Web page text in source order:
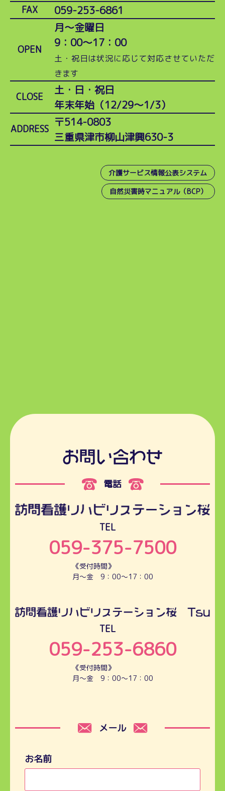
FAX 059-253-6861
OPEN
月～金曜日
9：00～17：00
土・祝日は状況に応じて対応させていただ
きます
CLOSE
土・日・祝日
年末年始（12/29～1/3）
ADDRESS
〒514-0803
三重県津市柳山津興630-3
介護サービス情報公表システム
自然災害時マニュアル（BCP）
電話
TEL
059-375-7500
《受付時間》
月～金 9：00～17：00
TEL
059-253-6860
《受付時間》
月～金 9：00～17：00
メール
お名前